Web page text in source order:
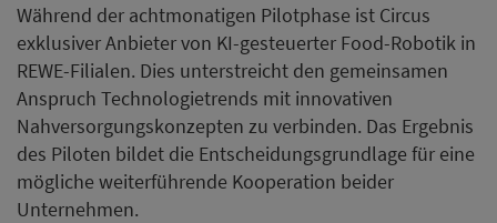
Während der achtmonatigen Pilotphase ist Circus
exklusiver Anbieter von KI-gesteuerter Food-Robotik in
REWE-Filialen. Dies unterstreicht den gemeinsamen
Anspruch Technologietrends mit innovativen
Nahversorgungskonzepten zu verbinden. Das Ergebnis
des Piloten bildet die Entscheidungsgrundlage für eine
mögliche weiterführende Kooperation beider
Unternehmen.